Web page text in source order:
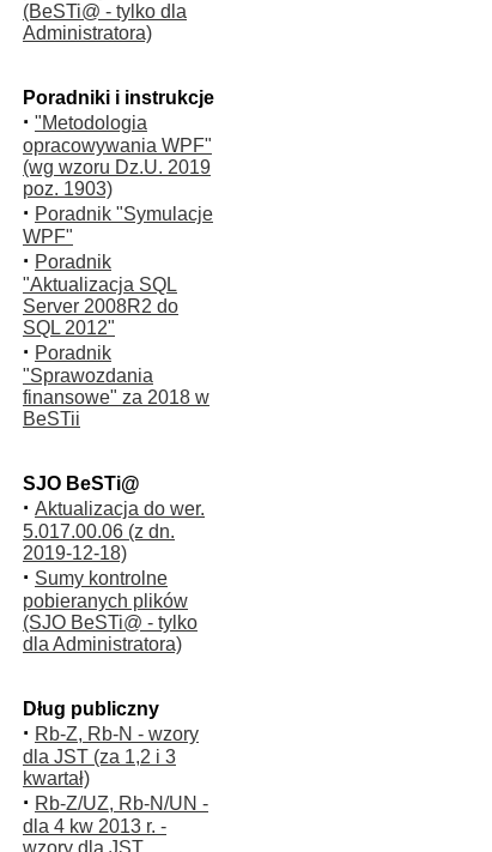
(BeSTi@ - tylko dla
Administratora)
Poradniki i instrukcje
· "Metodologia
opracowywania WPF"
(wg wzoru Dz.U. 2019
poz. 1903)
· Poradnik "Symulacje
WPF"
· Poradnik
"Aktualizacja SQL
Server 2008R2 do
SQL 2012"
· Poradnik
"Sprawozdania
finansowe" za 2018 w
BeSTii
SJO BeSTi@
· Aktualizacja do wer.
5.017.00.06 (z dn.
2019-12-18)
· Sumy kontrolne
pobieranych plików
(SJO BeSTi@ - tylko
dla Administratora)
Dług publiczny
· Rb-Z, Rb-N - wzory
dla JST (za 1,2 i 3
kwartał)
· Rb-Z/UZ, Rb-N/UN -
dla 4 kw 2013 r. -
wzory dla JST